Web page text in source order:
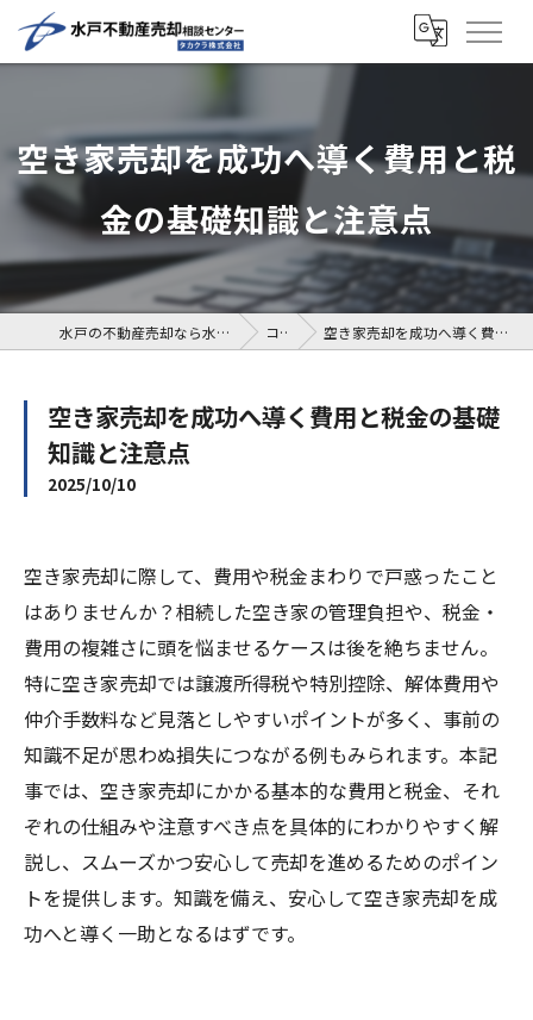
空き家売却を成功へ導く費用と税
金の基礎知識と注意点
水戸の不動産売却なら水戸不動産売却相談センター コラム 空き家売却を成功へ導く費用と税金の基礎知識と注意点
空き家売却を成功へ導く費用と税金の基礎
知識と注意点
2025/10/10
空き家売却に際して、費用や税金まわりで戸惑ったこと
はありませんか？相続した空き家の管理負担や、税金・
費用の複雑さに頭を悩ませるケースは後を絶ちません。
特に空き家売却では譲渡所得税や特別控除、解体費用や
仲介手数料など見落としやすいポイントが多く、事前の
知識不足が思わぬ損失につながる例もみられます。本記
事では、空き家売却にかかる基本的な費用と税金、それ
ぞれの仕組みや注意すべき点を具体的にわかりやすく解
説し、スムーズかつ安心して売却を進めるためのポイン
トを提供します。知識を備え、安心して空き家売却を成
功へと導く一助となるはずです。